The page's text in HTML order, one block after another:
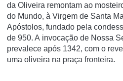
da Oliveira remontam ao
do Mundo, à Virgem de Santa
Apóstolos, fundado pela
de 950. A invocação de Nossa
prevalece após 1342, com o
uma oliveira na praça fronteira.